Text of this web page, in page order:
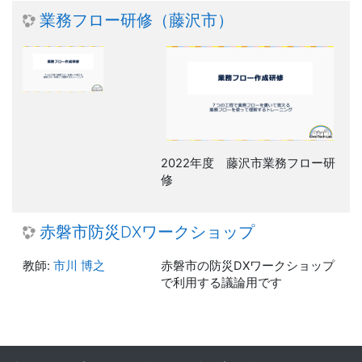
業務フロー研修（藤沢市）
2022年度 藤沢市業務フロー研
修
赤磐市防災DXワークショップ
赤磐市の防災DXワークショップ
で利用する議論用です
教師: 市川 博之